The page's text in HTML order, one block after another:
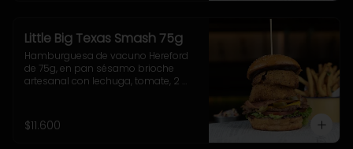
Little Big Texas Smash 75g
Hamburguesa de vacuno Hereford
de 75g, en pan sésamo brioche
artesanal con lechuga, tomate, 2
Acompañamiento a elección y
coleslaw
$11.600